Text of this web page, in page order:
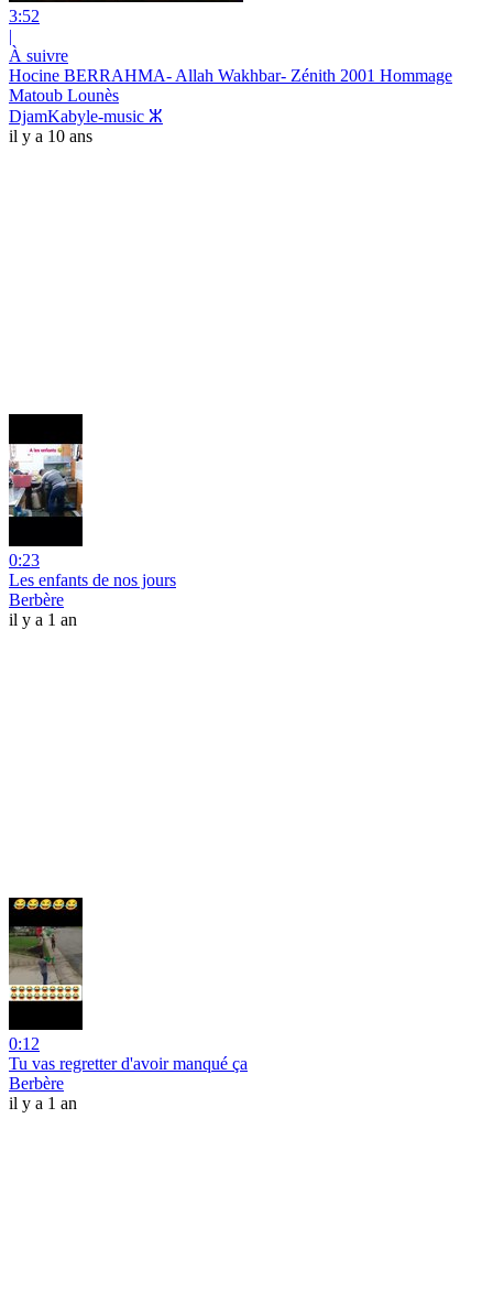
3:52
|
À suivre
Hocine BERRAHMA- Allah Wakhbar- Zénith 2001 Hommage
Matoub Lounès
DjamKabyle-music ⵣ
il y a 10 ans
0:23
Les enfants de nos jours
Berbère
il y a 1 an
0:12
Tu vas regretter d'avoir manqué ça
Berbère
il y a 1 an